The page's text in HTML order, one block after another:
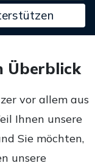
Überblick
vor allem aus
Ihnen unsere
Sie möchten,
unsere